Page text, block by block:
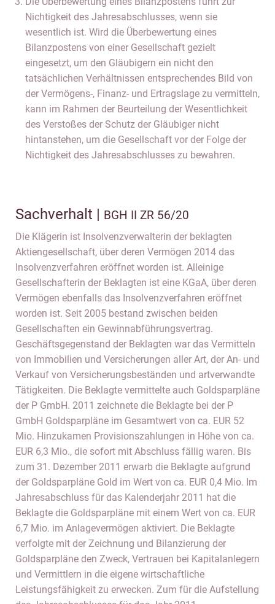
Nichtigkeit des Jahresabschlusses, wenn sie
wesentlich ist. Wird die Überbewertung eines
Bilanzpostens von einer Gesellschaft gezielt
eingesetzt, um den Gläubigern ein nicht den
tatsächlichen Verhältnissen entsprechendes Bild von
der Vermögens-, Finanz- und Ertragslage zu vermitteln,
kann im Rahmen der Beurteilung der Wesentlichkeit
des Verstoßes der Schutz der Gläubiger nicht
hintanstehen, um die Gesellschaft vor der Folge der
Nichtigkeit des Jahresabschlusses zu bewahren.
Sachverhalt | BGH II ZR 56/20
Die Klägerin ist Insolvenzverwalterin der beklagten
Aktiengesellschaft, über deren Vermögen 2014 das
Insolvenzverfahren eröffnet worden ist. Alleinige
Gesellschafterin der Beklagten ist eine KGaA, über deren
Vermögen ebenfalls das Insolvenzverfahren eröffnet
worden ist. Seit 2005 bestand zwischen beiden
Gesellschaften ein Gewinnabführungsvertrag.
Geschäftsgegenstand der Beklagten war das Vermitteln
von Immobilien und Versicherungen aller Art, der An- und
Verkauf von Versicherungsbeständen und artverwandte
Tätigkeiten. Die Beklagte vermittelte auch Goldsparpläne
der P GmbH. 2011 zeichnete die Beklagte bei der P
GmbH Goldsparpläne im Gesamtwert von ca. EUR 52
Mio. Hinzukamen Provisionszahlungen in Höhe von ca.
EUR 6,3 Mio., die sofort mit Abschluss fällig waren. Bis
zum 31. Dezember 2011 erwarb die Beklagte aufgrund
der Goldsparpläne Gold im Wert von ca. EUR 0,4 Mio. Im
Jahresabschluss für das Kalenderjahr 2011 hat die
Beklagte die Goldsparpläne mit einem Wert von ca. EUR
6,7 Mio. im Anlagevermögen aktiviert. Die Beklagte
verfolgte mit der Zeichnung und Bilanzierung der
Goldsparpläne den Zweck, Vertrauen bei Kapitalanlegern
und Vermittlern in die eigene wirtschaftliche
Leistungsfähigkeit zu erwecken. Zum für die Aufstellung